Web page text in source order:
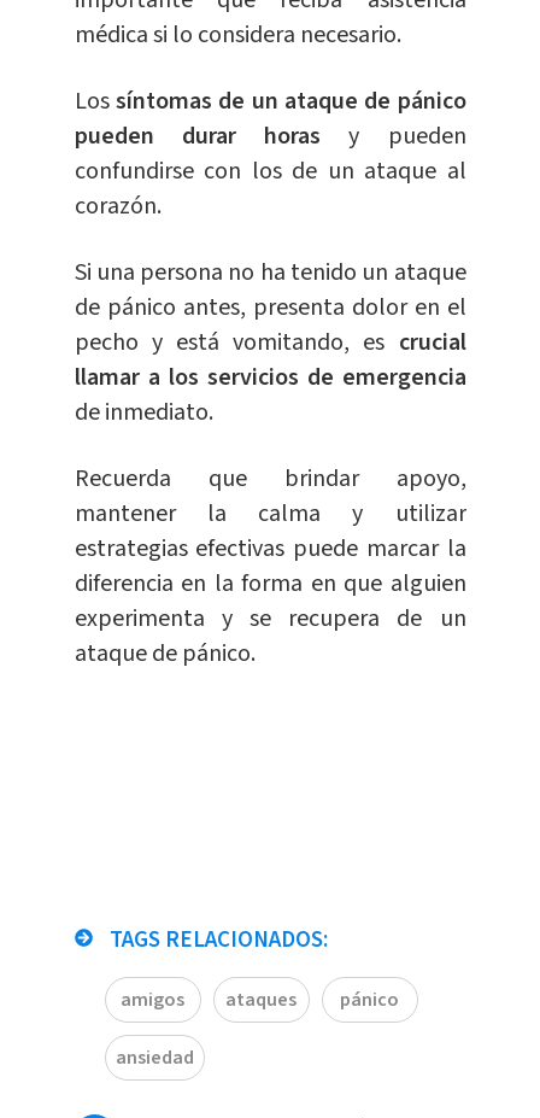
médica si lo considera necesario.
Lossíntomas de un ataque de pánico
pueden durar horas y pueden
confundirse con los de un ataque al
corazón.
Si una persona no ha tenido un ataque
de pánico antes, presenta dolor en el
pecho y está vomitando, es crucial
llamar a los servicios de emergencia
de inmediato.
Recuerda que brindar apoyo,
mantener la calma y utilizar
estrategias efectivas puede marcar la
diferencia en la forma en que alguien
experimenta y se recupera de un
ataque de pánico.
TAGS RELACIONADOS:
amigos ataques pánico
ansiedad